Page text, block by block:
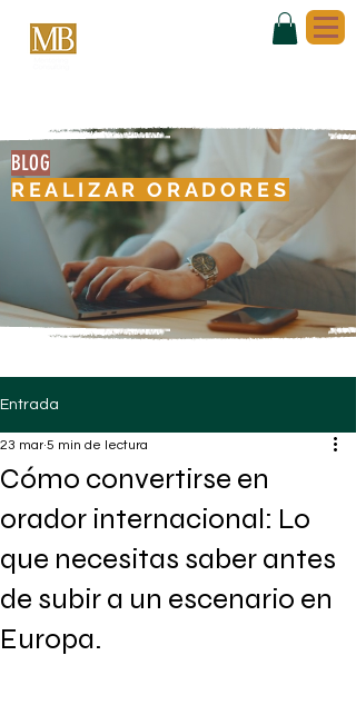
BLOG
REALIZAR ORADORES
Entrada
Cómo convertirse en
orador internacional: Lo
que necesitas saber antes
de subir a un escenario en
Europa.
23 mar 5 min de lectura